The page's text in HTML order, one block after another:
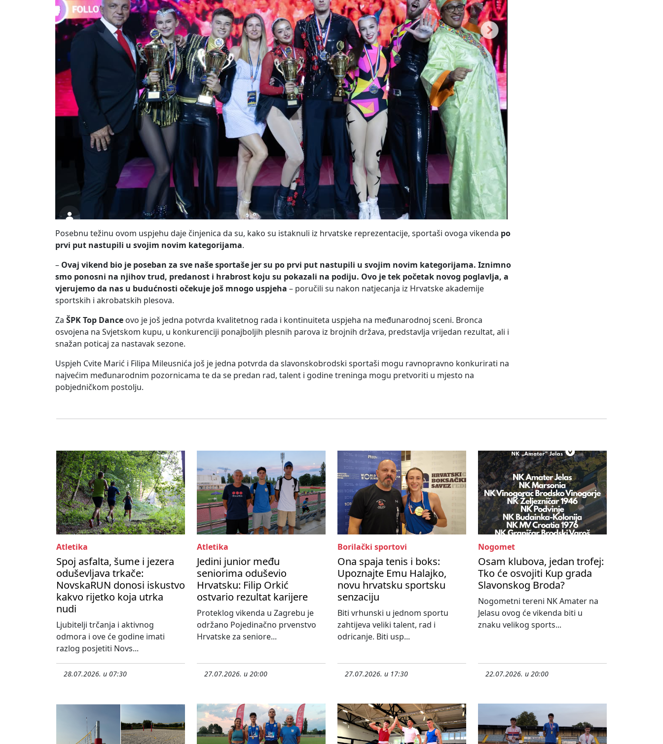
Posebnu težinu ovom uspjehu daje činjenica da su, kako su istaknuli iz hrvatske reprezentacije, sportaši ovoga vikenda po
prvi put nastupili u svojim novim kategorijama.
– Ovaj vikend bio je poseban za sve naše sportaše jer su po prvi put nastupili u svojim novim kategorijama. Iznimno
smo ponosni na njihov trud, predanost i hrabrost koju su pokazali na podiju. Ovo je tek početak novog poglavlja, a
vjerujemo da nas u budućnosti očekuje još mnogo uspjeha – poručili su nakon natjecanja iz Hrvatske akademije
sportskih i akrobatskih plesova.
Za ŠPK Top Dance ovo je još jedna potvrda kvalitetnog rada i kontinuiteta uspjeha na međunarodnoj sceni. Bronca
osvojena na Svjetskom kupu, u konkurenciji ponajboljih plesnih parova iz brojnih država, predstavlja vrijedan rezultat, ali i
snažan poticaj za nastavak sezone.
Uspjeh Cvite Marić i Filipa Mileusnića još je jedna potvrda da slavonskobrodski sportaši mogu ravnopravno konkurirati na
najvećim međunarodnim pozornicama te da se predan rad, talent i godine treninga mogu pretvoriti u mjesto na
pobjedničkom postolju.
Atletika
Spoj asfalta, šume i jezera
oduševljava trkače:
NovskaRUN donosi iskustvo
kakvo rijetko koja utrka
nudi
Ljubitelji trčanja i aktivnog
odmora i ove će godine imati
razlog posjetiti Novs...
28.07.2026. u 07:30
Atletika
Jedini junior među
seniorima oduševio
Hrvatsku: Filip Orkić
ostvario rezultat karijere
Proteklog vikenda u Zagrebu je
održano Pojedinačno prvenstvo
Hrvatske za seniore...
27.07.2026. u 20:00
Borilački sportovi
Ona spaja tenis i boks:
Upoznajte Emu Halajko,
novu hrvatsku sportsku
senzaciju
Biti vrhunski u jednom sportu
zahtijeva veliki talent, rad i
odricanje. Biti usp...
27.07.2026. u 17:30
Nogomet
Osam klubova, jedan trofej:
Tko će osvojiti Kup grada
Slavonskog Broda?
Nogometni tereni NK Amater na
Jelasu ovog će vikenda biti u
znaku velikog sports...
22.07.2026. u 20:00